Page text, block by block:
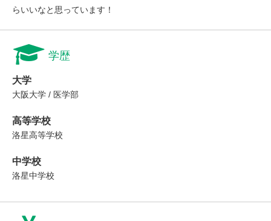
らいいなと思っています！
学歴
大学
大阪大学 / 医学部
高等学校
洛星高等学校
中学校
洛星中学校